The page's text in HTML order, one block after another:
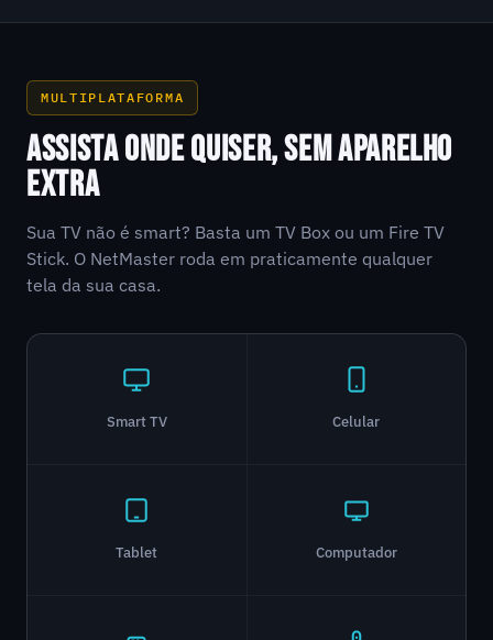
MULTIPLATAFORMA
ASSISTA ONDE QUISER, SEM APARELHO
EXTRA
Sua TV não é smart? Basta um TV Box ou um Fire TV
Stick. O NetMaster roda em praticamente qualquer
tela da sua casa.
Smart TV Celular
Tablet Computador